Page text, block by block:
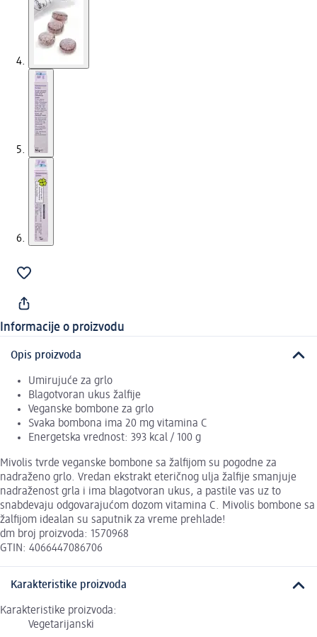
Informacije o proizvodu
Opis proizvoda
Umirujuće za grlo
Blagotvoran ukus žalfije
Veganske bombone za grlo
Svaka bombona ima 20 mg vitamina C
Energetska vrednost: 393 kcal / 100 g
Mivolis tvrde veganske bombone sa žalfijom su pogodne za
nadraženo grlo. Vredan ekstrakt eteričnog ulja žalfije smanjuje
nadraženost grla i ima blagotvoran ukus, a pastile vas uz to
snabdevaju odgovarajućom dozom vitamina C. Mivolis bombone sa
žalfijom idealan su saputnik za vreme prehlade!
dm broj proizvoda: 1570968
GTIN: 4066447086706
Karakteristike proizvoda
Karakteristike proizvoda:
Vegetarijanski